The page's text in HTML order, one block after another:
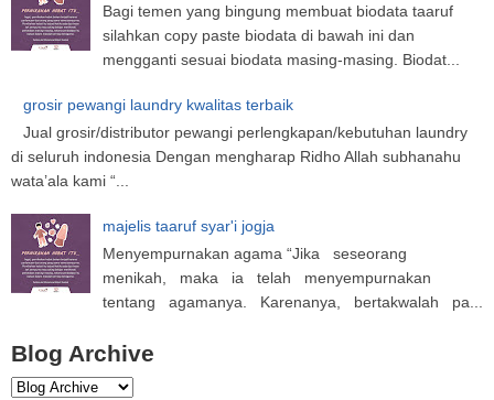
Bagi temen yang bingung membuat biodata taaruf
silahkan copy paste biodata di bawah ini dan
mengganti sesuai biodata masing-masing. Biodat...
grosir pewangi laundry kwalitas terbaik
Jual grosir/distributor pewangi perlengkapan/kebutuhan laundry
di seluruh indonesia Dengan mengharap Ridho Allah subhanahu
wata’ala kami “...
majelis taaruf syar'i jogja
Menyempurnakan agama “Jika seseorang
menikah, maka ia telah menyempurnakan
tentang agamanya. Karenanya, bertakwalah pa...
Blog Archive